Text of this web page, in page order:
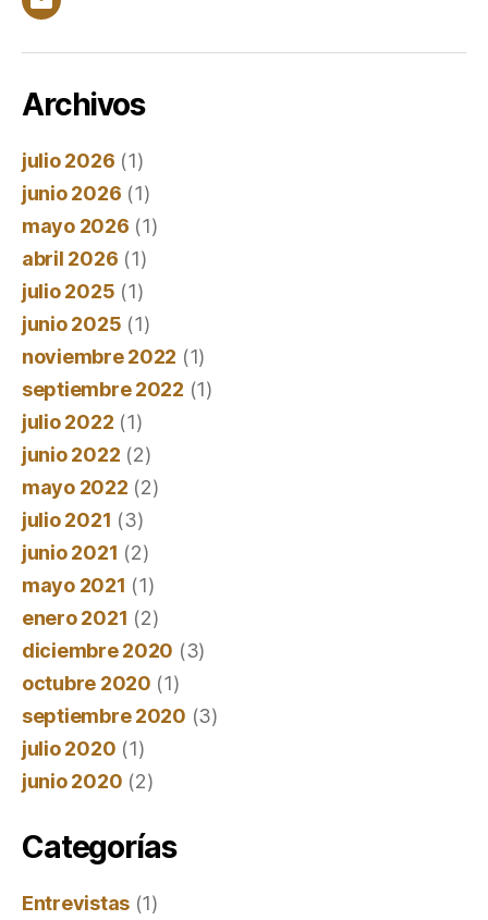
Correo
Archivos
julio 2026 (1)
junio 2026 (1)
mayo 2026 (1)
abril 2026 (1)
julio 2025 (1)
junio 2025 (1)
noviembre 2022 (1)
septiembre 2022 (1)
julio 2022 (1)
junio 2022 (2)
mayo 2022 (2)
julio 2021 (3)
junio 2021 (2)
mayo 2021 (1)
enero 2021 (2)
diciembre 2020 (3)
octubre 2020 (1)
septiembre 2020 (3)
julio 2020 (1)
junio 2020 (2)
Categorías
Entrevistas (1)